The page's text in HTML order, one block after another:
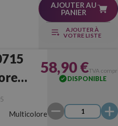
AJOUTER AU
PANIER
AJOUTER À
VOTRE LISTE
Multicolore
58,90 €TVA
DISPONIBLE